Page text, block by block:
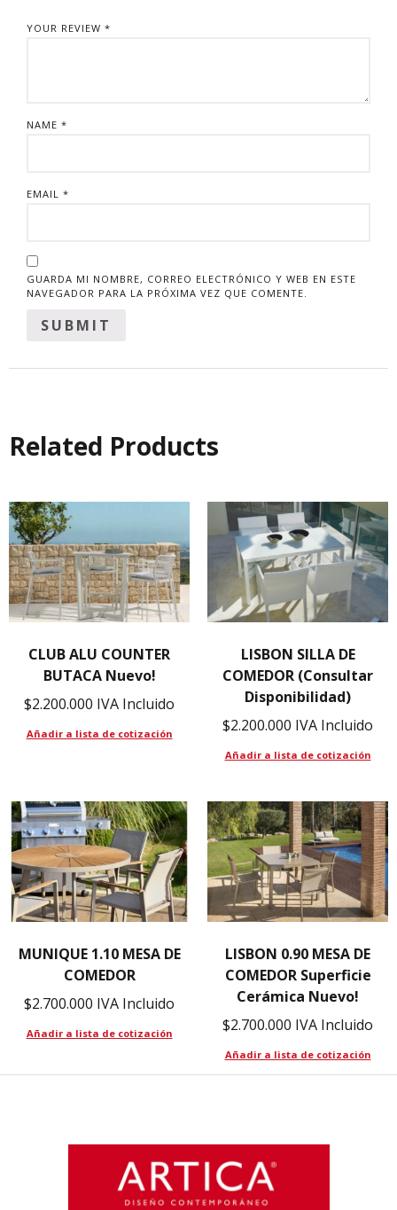
YOUR REVIEW *
NAME *
EMAIL *
GUARDA MI NOMBRE, CORREO ELECTRÓNICO Y WEB EN ESTE
NAVEGADOR PARA LA PRÓXIMA VEZ QUE COMENTE.
Related Products
CLUB ALU COUNTER
BUTACA Nuevo!
$2.200.000 IVA Incluido
Añadir a lista de cotización
LISBON SILLA DE
COMEDOR (Consultar
Disponibilidad)
$2.200.000 IVA Incluido
Añadir a lista de cotización
MUNIQUE 1.10 MESA DE
COMEDOR
$2.700.000 IVA Incluido
Añadir a lista de cotización
LISBON 0.90 MESA DE
COMEDOR Superficie
Cerámica Nuevo!
$2.700.000 IVA Incluido
Añadir a lista de cotización